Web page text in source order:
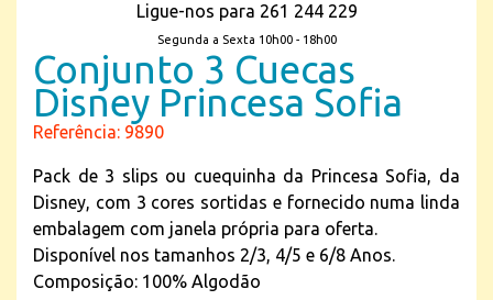
Ligue-nos para 261 244 229
Segunda a Sexta 10h00 - 18h00
Conjunto 3 Cuecas
Disney Princesa Sofia
Referência: 9890
Pack de 3 slips ou cuequinha da Princesa Sofia, da
Disney, com 3 cores sortidas e fornecido numa linda
embalagem com janela própria para oferta.
Disponível nos tamanhos 2/3, 4/5 e 6/8 Anos.
Composição: 100% Algodão